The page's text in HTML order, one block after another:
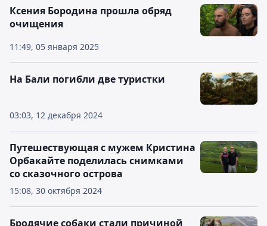
11:49, 05 января 2025
Ксения Бородина прошла обряд
очищения
03:03, 12 декабря 2024
На Бали погибли две туристки
15:08, 30 октября 2024
Путешествующая с мужем Кристина
Орбакайте поделилась снимками
со сказочного острова
Бродячие собаки стали причиной